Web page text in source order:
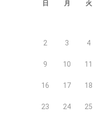
日 月 火
2 3 4
9 10 11
16 17 18
23 24 25